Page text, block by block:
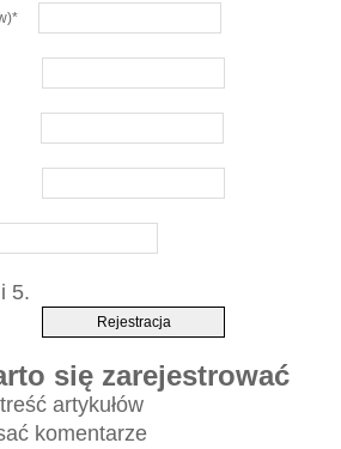
*
5.
się zarejestrować
artykułów
komentarze